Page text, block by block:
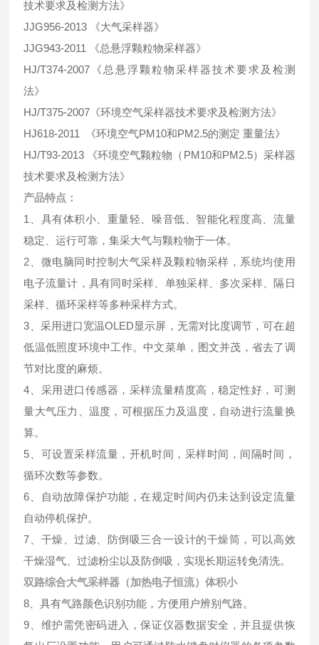
技术要求及检测方法》
JJG956-2013 《大气采样器》
JJG943-2011 《总悬浮颗粒物采样器》
HJ/T374-2007《总悬浮颗粒物采样器技术要求及检测
法》
HJ/T375-2007《环境空气采样器技术要求及检测方法》
HJ618-2011 《环境空气PM10和PM2.5的测定 重量法》
HJ/T93-2013 《环境空气颗粒物（PM10和PM2.5）采样器
技术要求及检测方法》
产品特点：
1、具有体积小、重量轻、噪音低、智能化程度高、流量
稳定、运行可靠，集采大气与颗粒物于一体。
2、微电脑同时控制大气采样及颗粒物采样，系统均使用
电子流量计，具有同时采样、单独采样、多次采样、隔日
采样、循环采样等多种采样方式。
3、采用进口宽温OLED显示屏，无需对比度调节，可在超
低温低照度环境中工作。中文菜单，图文并茂，省去了调
节对比度的麻烦。
4、采用进口传感器，采样流量精度高，稳定性好，可测
量大气压力、温度，可根据压力及温度，自动进行流量换
算。
5、可设置采样流量，开机时间，采样时间，间隔时间，
循环次数等参数。
6、自动故障保护功能，在规定时间内仍未达到设定流量
自动停机保护。
7、干燥、过滤、防倒吸三合一设计的干燥筒，可以高效
干燥湿气、过滤粉尘以及防倒吸，实现长期运转免清洗。
双路综合大气采样器（加热电子恒流）体积小
8、具有气路颜色识别功能，方便用户辨别气路。
9、维护需凭密码进入，保证仪器数据安全，并且提供恢